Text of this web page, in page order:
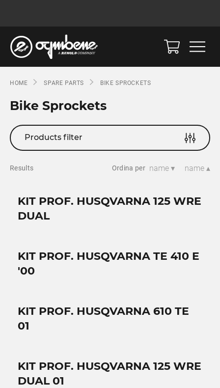
HOME SPARE PARTS BIKE SPROCKETS
Bike Sprockets
Products filter
Results Ordina per name ▾ name ▴
KIT PROF. HUSQVARNA 125 WRE
DUAL
KIT PROF. HUSQVARNA TE 410 E
'00
KIT PROF. HUSQVARNA 610 TE
01
KIT PROF. HUSQVARNA 125 WRE
DUAL 01